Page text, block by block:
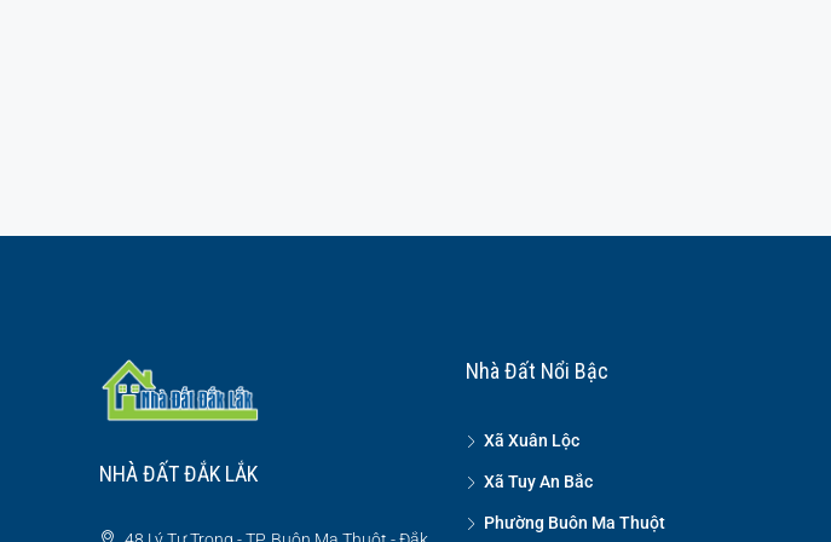
NHÀ ĐẤT ĐẮK LẮK
Nhà Đất Nổi Bậc
Xã Xuân Lộc
Xã Tuy An Bắc
Phường Buôn Ma Thuột